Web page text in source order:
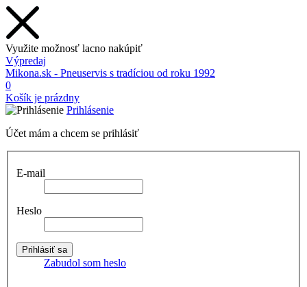
Využite možnosť lacno nakúpiť
Výpredaj
Mikona.sk - Pneuservis s tradíciou od roku 1992
0
Košík je prázdny
Prihlásenie
Účet mám a chcem se prihlásiť
E-mail
Heslo
Zabudol som heslo